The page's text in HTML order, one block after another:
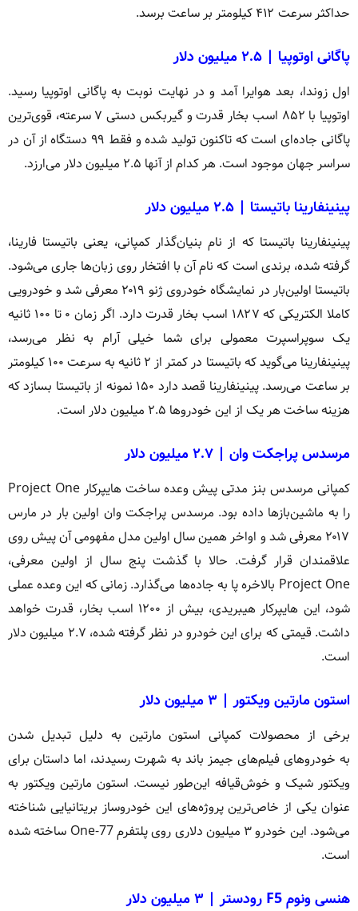
حداکثر سرعت ۴۱۲ کیلومتر بر ساعت برسد.
پاگانی اوتوپیا | ۲.۵ میلیون دلار
اول زوندا، بعد هوایرا آمد و در نهایت نوبت به پاگانی اوتوپیا رسید.
اوتوپیا با ۸۵۲ اسب بخار قدرت و گیربکس دستی ۷ سرعته، قوی‌ترین
پاگانی جاده‌ای است که تاکنون تولید شده و فقط ۹۹ دستگاه از آن در
سراسر جهان موجود است. هر کدام از آنها ۲.۵ میلیون دلار می‌ارزد.
پینینفارینا باتیستا | ۲.۵ میلیون دلار
پینینفارینا باتیستا که از نام بنیان‌گذار کمپانی، یعنی باتیستا فارینا،
گرفته شده، برندی است که نام آن با افتخار روی زبان‌ها جاری می‌شود.
باتیستا اولین‌بار در نمایشگاه خودروی ژنو ۲۰۱۹ معرفی شد و خودرویی
کاملا الکتریکی که ۱۸۲۷ اسب بخار قدرت دارد. اگر زمان ۰ تا ۱۰۰ ثانیه
یک سوپراسپرت معمولی برای شما خیلی آرام به نظر می‌رسد،
پینینفارینا می‌گوید که باتیستا در کمتر از ۲ ثانیه به سرعت ۱۰۰ کیلومتر
بر ساعت می‌رسد. پینینفارینا قصد دارد ۱۵۰ نمونه از باتیستا بسازد که
هزینه ساخت هر یک از این خودروها ۲.۵ میلیون دلار است.
مرسدس پراجکت وان | ۲.۷ میلیون دلار
کمپانی مرسدس بنز مدتی پیش وعده ساخت هایپرکار Project One
را به ماشین‌بازها داده بود. مرسدس پراجکت وان اولین بار در مارس
۲۰۱۷ معرفی شد و اواخر همین سال اولین مدل مفهومی آن پیش روی
علاقمندان قرار گرفت. حالا با گذشت پنج سال از اولین معرفی،
Project One بالاخره پا به جاده‌ها می‌گذارد. زمانی که این وعده عملی
شود، این هایپرکار هیبریدی، بیش از ۱۲۰۰ اسب بخار، قدرت خواهد
داشت. قیمتی که برای این خودرو در نظر گرفته شده، ۲.۷ میلیون دلار
است.
استون مارتین ویکتور | ۳ میلیون دلار
برخی از محصولات کمپانی استون مارتین به دلیل تبدیل شدن
به خودروهای فیلم‌های جیمز باند به شهرت رسیدند، اما داستان برای
ویکتور شیک و خوش‌قیافه این‌طور نیست. استون مارتین ویکتور به
عنوان یکی از خاص‌ترین پروژه‌های این خودروساز بریتانیایی شناخته
می‌شود. این خودرو ۳ میلیون دلاری روی پلتفرم One-77 ساخته شده
است.
هنسی ونوم F5 رودستر | ۳ میلیون دلار